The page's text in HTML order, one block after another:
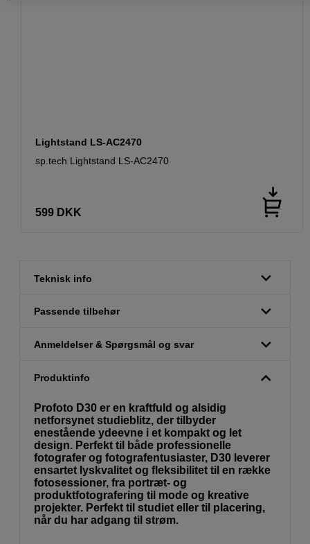
Lightstand LS-AC2470
sp.tech Lightstand LS-AC2470
599 DKK
Teknisk info
Passende tilbehør
Anmeldelser & Spørgsmål og svar
Produktinfo
Profoto D30 er en kraftfuld og alsidig
netforsynet studieblitz, der tilbyder
enestående ydeevne i et kompakt og let
design. Perfekt til både professionelle
fotografer og fotografentusiaster, D30 leverer
ensartet lyskvalitet og fleksibilitet til en række
fotosessioner, fra portræt- og
produktfotografering til mode og kreative
projekter. Perfekt til studiet eller til placering,
når du har adgang til strøm.